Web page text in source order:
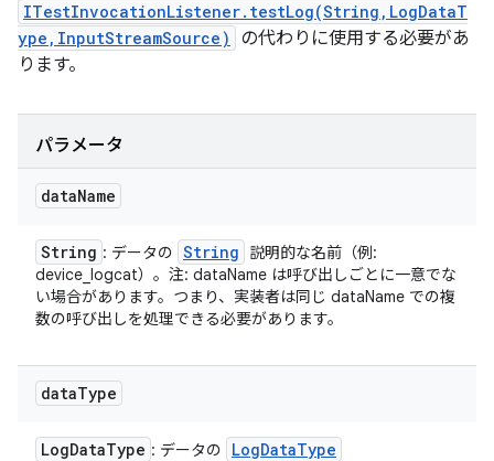
ITestInvocationListener.testLog(String,LogDataT
ype,InputStreamSource)
の代わりに使用する必要があ
ります。
パラメータ
dataName
String : データの String
説明的な名前（例:
device_logcat）。注: dataName は呼び出しごとに一意でな
い場合があります。つまり、実装者は同じ dataName での複
数の呼び出しを処理できる必要があります。
dataType
LogDataType : データの LogDataType